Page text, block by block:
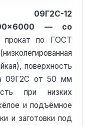
09Г2С-12
— со
прокат по ГОСТ
поверхность
09Г2С от 50 мм
при низких
и подъёмное
и заготовки под